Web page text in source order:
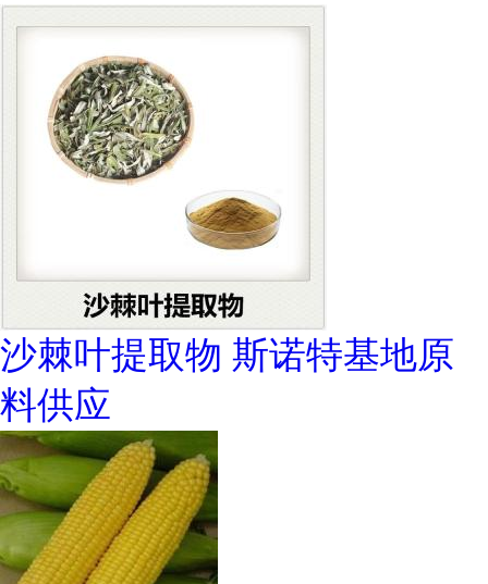
沙棘叶提取物 斯诺特基地原
料供应